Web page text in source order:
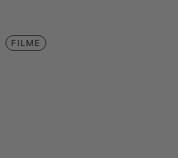
FILME